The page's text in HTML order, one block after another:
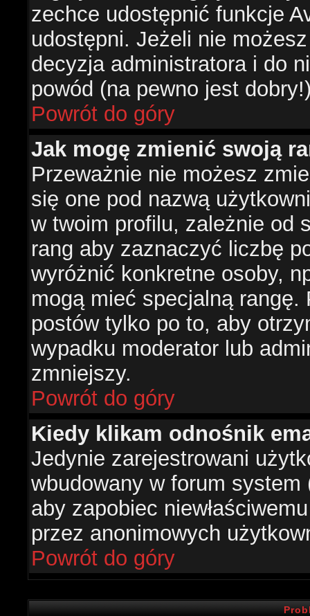
zechce udostępnić funkcje
udostępni. Jeżeli nie
decyzja administratora i do
powód (na pewno jest
Powrót do góry
Jak mogę zmienić swoją
Przeważnie nie możesz
się one pod nazwą
w twoim profilu, zależnie od
rang aby zaznaczyć liczbę
wyróżnić konkretne osoby,
mogą mieć specjalną
postów tylko po to, aby
wypadku moderator lub
zmniejszy.
Powrót do góry
Kiedy klikam odnośnik
Jedynie zarejestrowani
wbudowany w forum system
aby zapobiec
przez anonimowych
Powrót do góry